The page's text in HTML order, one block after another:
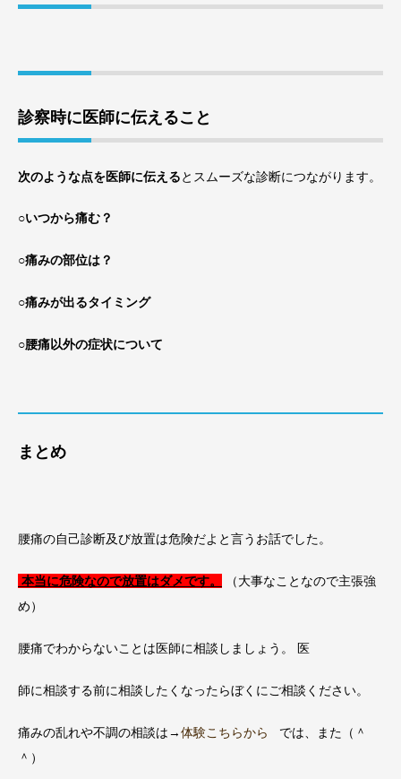
診察時に医師に伝えること
次のような点を医師に伝えるとスムーズな診断につながります。
○いつから痛む？
○痛みの部位は？
○痛みが出るタイミング
○腰痛以外の症状について
まとめ
腰痛の自己診断及び放置は危険だよと言うお話でした。
本当に危険なので放置はダメです。
（大事なことなので主張強
め）
腰痛でわからないことは医師に相談しましょう。 医
師に相談する前に相談したくなったらぼくにご相談ください。
痛みの乱れや不調の相談は→体験こちらから
では、また（＾
＾）